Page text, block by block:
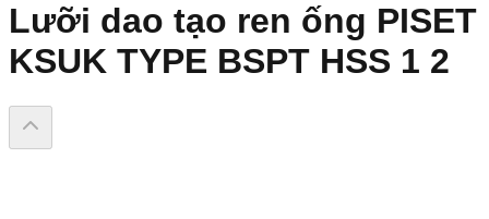
Lưỡi dao tạo ren ống PISET
KSUK TYPE BSPT HSS 1 2